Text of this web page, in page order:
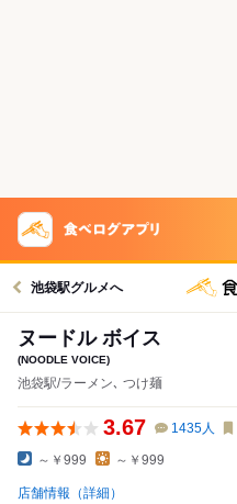
池袋駅グルメへ
ヌードル ボイス
(NOODLE VOICE)
池袋駅/ラーメン､ つけ麺
3.67 1435人
～￥999 ～￥999
店舗情報（詳細）